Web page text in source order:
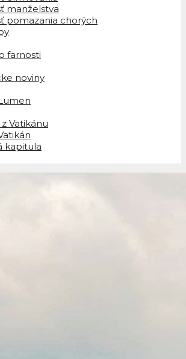
manželstva
pomazania chorých
farnosti
noviny
Vatikánu
kapitula